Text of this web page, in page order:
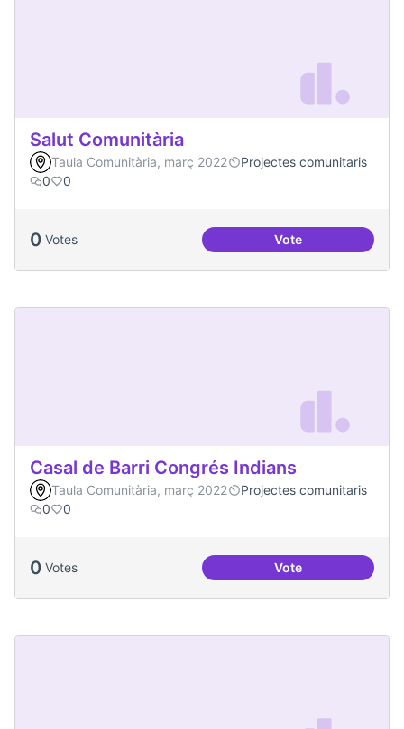
Salut Comunitària
Taula Comunitària, març 2022
Projectes comunitaris
0
0
0 Votes VoteSalut Comunitària
Casal de Barri Congrés Indians
Taula Comunitària, març 2022
Projectes comunitaris
0
0
0 Votes VoteCasal de Barri